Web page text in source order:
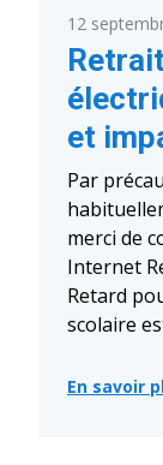
de
retour!
12
et
Par
merci de
Internet
Retard
scolaire
En savoir
: